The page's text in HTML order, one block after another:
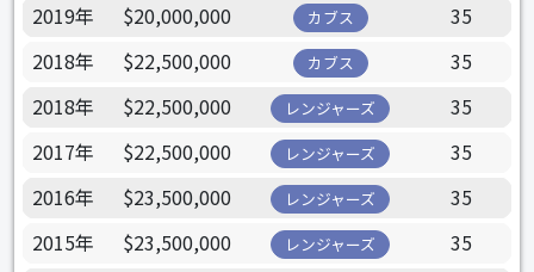
2019年
$20,000,000 カブス
35
2018年
$22,500,000 カブス
35
2018年
$22,500,000 レンジャーズ
35
2017年
$22,500,000 レンジャーズ
35
2016年
$23,500,000 レンジャーズ
35
2015年
$23,500,000 レンジャーズ
35